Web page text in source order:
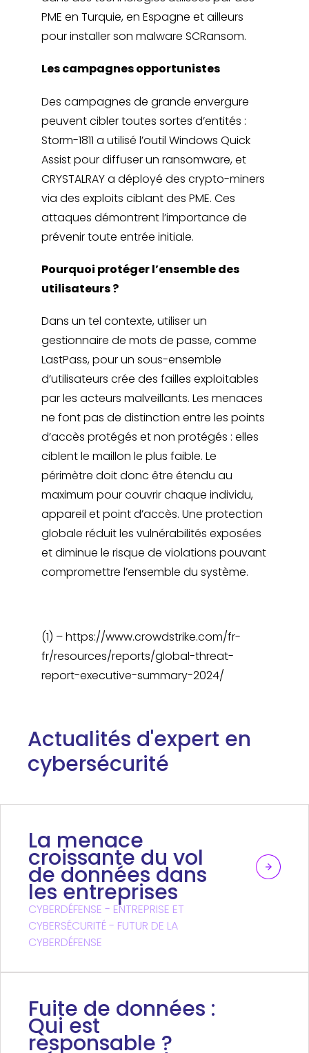
PME en Turquie, en Espagne et ailleurs
pour installer son malware SCRansom.
Les campagnes opportunistes
Des campagnes de grande envergure
peuvent cibler toutes sortes d’entités :
Storm-1811 a utilisé l’outil Windows Quick
Assist pour diffuser un ransomware, et
CRYSTALRAY a déployé des crypto-miners
via des exploits ciblant des PME. Ces
attaques démontrent l’importance de
prévenir toute entrée initiale.
Pourquoi protéger l’ensemble des
utilisateurs ?
Dans un tel contexte, utiliser un
gestionnaire de mots de passe, comme
LastPass, pour un sous-ensemble
d’utilisateurs crée des failles exploitables
par les acteurs malveillants. Les menaces
ne font pas de distinction entre les points
d’accès protégés et non protégés : elles
ciblent le maillon le plus faible. Le
périmètre doit donc être étendu au
maximum pour couvrir chaque individu,
appareil et point d’accès. Une protection
globale réduit les vulnérabilités exposées
et diminue le risque de violations pouvant
compromettre l’ensemble du système.
(1) – https://www.crowdstrike.com/fr-
fr/resources/reports/global-threat-
report-executive-summary-2024/
Actualités d'expert en
cybersécurité
La menace
croissante du vol
de données dans
les entreprises
CYBERDÉFENSE - ENTREPRISE ET
CYBERSÉCURITÉ - FUTUR DE LA
CYBERDÉFENSE
Fuite de données :
Qui est
responsable ?